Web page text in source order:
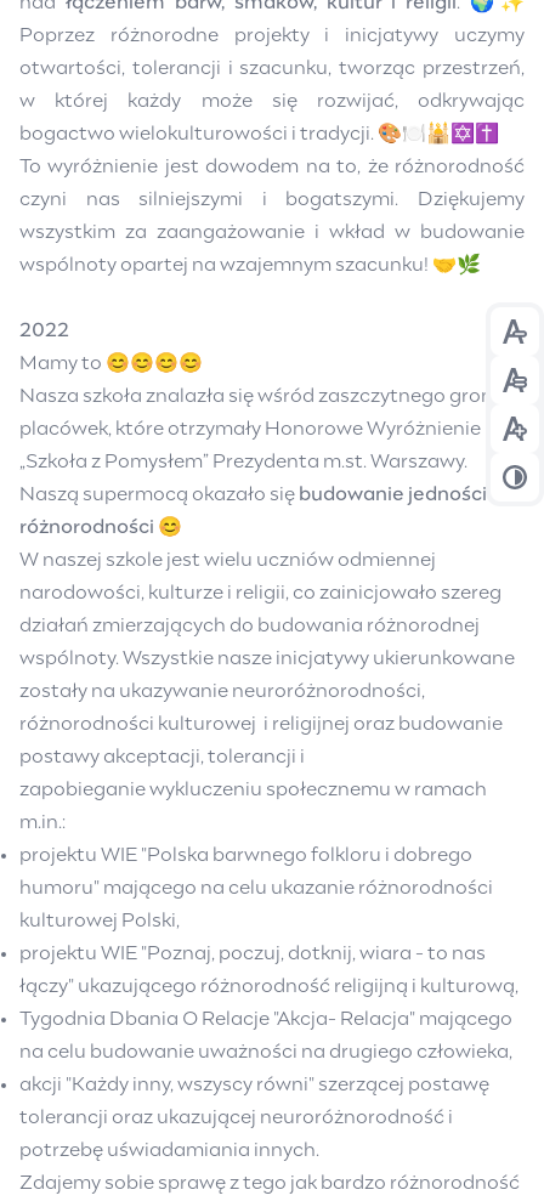
Poprzez różnorodne projekty i inicjatywy uczymy
otwartości, tolerancji i szacunku, tworząc przestrzeń,
w której każdy może się rozwijać, odkrywając
bogactwo wielokulturowości i tradycji. 🎨🍽️🕌✡️✝️
To wyróżnienie jest dowodem na to, że różnorodność
czyni nas silniejszymi i bogatszymi. Dziękujemy
wszystkim za zaangażowanie i wkład w budowanie
wspólnoty opartej na wzajemnym szacunku! 🤝🌿
2022
Mamy to 😊😊😊😊
Nasza szkoła znalazła się wśród zaszczytnego grona
placówek, które otrzymały Honorowe Wyróżnienie
„Szkoła z Pomysłem” Prezydenta m.st. Warszawy.
Naszą supermocą okazało się budowanie jedności w
różnorodności 😊
W naszej szkole jest wielu uczniów odmiennej
narodowości, kulturze i religii, co zainicjowało szereg
działań zmierzających do budowania różnorodnej
wspólnoty. Wszystkie nasze inicjatywy ukierunkowane
zostały na ukazywanie neuroróżnorodności,
różnorodności kulturowej i religijnej oraz budowanie
postawy akceptacji, tolerancji i
zapobieganie wykluczeniu społecznemu w ramach
m.in.:
projektu WIE "Polska barwnego folkloru i dobrego
humoru" mającego na celu ukazanie różnorodności
kulturowej Polski,
projektu WIE "Poznaj, poczuj, dotknij, wiara - to nas
łączy" ukazującego różnorodność religijną i kulturową,
Tygodnia Dbania O Relacje "Akcja- Relacja" mającego
na celu budowanie uważności na drugiego człowieka,
akcji "Każdy inny, wszyscy równi" szerzącej postawę
tolerancji oraz ukazującej neuroróżnorodność i
potrzebę uświadamiania innych.
Zdajemy sobie sprawę z tego jak bardzo różnorodność